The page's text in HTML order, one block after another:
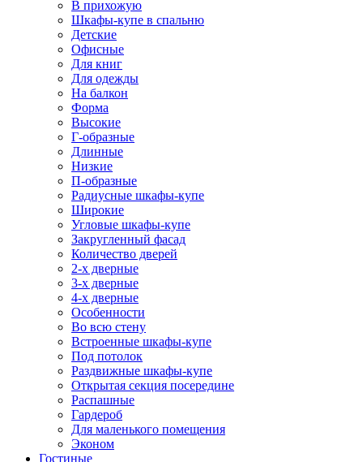
В прихожую
Шкафы-купе в спальню
Детские
Офисные
Для книг
Для одежды
На балкон
Форма
Высокие
Г-образные
Длинные
Низкие
П-образные
Радиусные шкафы-купе
Широкие
Угловые шкафы-купе
Закругленный фасад
Количество дверей
2-х дверные
3-х дверные
4-х дверные
Особенности
Во всю стену
Встроенные шкафы-купе
Под потолок
Раздвижные шкафы-купе
Открытая секция посередине
Распашные
Гардероб
Для маленького помещения
Эконом
Гостиные